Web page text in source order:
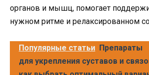
органов и мышц, помогает
нужном ритме и релаксированном
Популярные статьи Препараты
для укрепления суставов и